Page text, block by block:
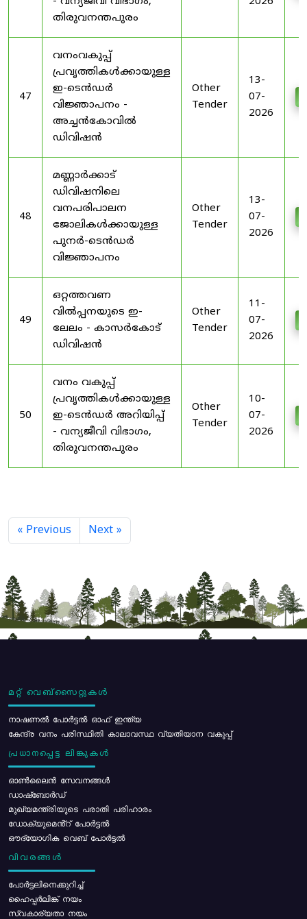
തിരുവനന്തപുരം
47
വനംവകുപ്പ്
പ്രവൃത്തികൾക്കായുള്ള
ഇ-ടെൻഡർ
വിജ്ഞാപനം -
അച്ചൻകോവിൽ
ഡിവിഷൻ
Other
Tender
13-
07-
2026
48
മണ്ണാർക്കാട്
ഡിവിഷനിലെ
വനപരിപാലന
ജോലികൾക്കായുള്ള
പുനർ-ടെൻഡർ
വിജ്ഞാപനം
Other
Tender
13-
07-
2026
49
ഒറ്റത്തവണ
വിൽപ്പനയുടെ ഇ-
ലേലം - കാസർകോട്
ഡിവിഷൻ
Other
Tender
11-
07-
2026
50
വനം വകുപ്പ്
പ്രവൃത്തികൾക്കായുള്ള
ഇ-ടെൻഡർ അറിയിപ്പ്
- വന്യജീവി വിഭാഗം,
തിരുവനന്തപുരം
Other
Tender
10-
07-
2026
« Previous Next »
മറ്റ് വെബ്സൈറ്റുകൾ
നാഷണൽ പോർട്ടൽ ഓഫ് ഇന്ത്യ
കേന്ദ്ര വനം പരിസ്ഥിതി കാലാവസ്ഥ വ്യതിയാന വകുപ്പ്
പ്രധാനപ്പെട്ട ലിങ്കുകൾ
ഓൺലൈൻ സേവനങ്ങൾ
ഡാഷ്ബോർഡ്
മുഖ്യമന്ത്രിയുടെ പരാതി പരിഹാരം
ഡോക്യുമെൻ്റ് പോർട്ടൽ
ഔദ്യോഗിക വെബ് പോർട്ടൽ
വിവരങ്ങൾ
പോര്‍ട്ടലിനെക്കുറിച്ച്
ഹൈപ്പർലിങ്ക് നയം
സ്വകാര്യതാ നയം